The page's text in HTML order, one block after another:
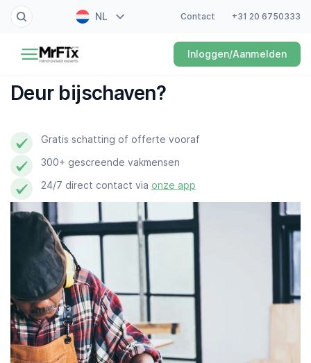
NL
FR
ES
Contact +31 20 6750333
Inloggen/Aanmelden
Schilder
Elektricien
Loodgieter
Slotenmaker
Witgoedmonteur
Hovenier
Schoonmaker
Computer expert
Deur bijschaven?
Gratis schatting of offerte vooraf
300+ gescreende vakmensen
24/7 direct contact via onze app